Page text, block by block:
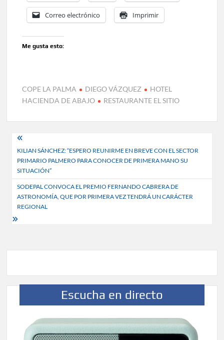
Correo electrónico Imprimir
Me gusta esto:
COPE LA PALMA DIEGO VÁZQUEZ
HOTEL
HACIENDA DE ABAJO
RESTAURANTE EL SITIO
Navegación
de
entradas
KILIAN SÁNCHEZ: “ESPERO REUNIRME EN BREVE CON EL SECTOR
PRIMARIO PALMERO PARA CONOCER DE PRIMERA MANO SU
SITUACIÓN”
SODEPAL CONVOCA EL PREMIO FERNANDO CABRERA DE
ASTRONOMÍA, QUE POR PRIMERA VEZ TENDRÁ UN CARÁCTER
REGIONAL
Escucha en directo